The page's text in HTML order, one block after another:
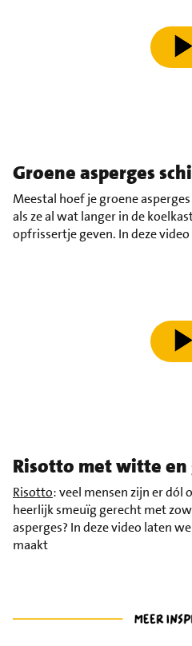
speel
Groene asperges
Meestal hoef je groene
als ze al wat langer in de
opfrissertje geven. In deze
speel
Risotto met witte en
Risotto: veel mensen zijn er dól
heerlijk smeuïg gerecht met
asperges? In deze video laten
maakt